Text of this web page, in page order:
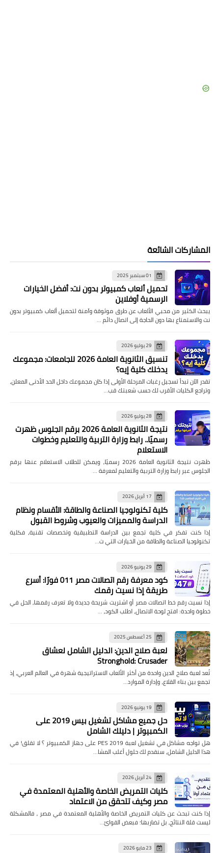
المشاركات الشائعة
01 سبتمبر 2025
تحميل ألعاب كمبيوتر بدون نت: أفضل الخيارات
الرسمية أوفلاين
يبحث الكثير من محبي الألعاب عن طرق موثوقة وآمنة لتحميل ألعاب كمبيوتر بدون
نت والاستمتاع بها دون الحاجة إلى اتصال دائم …
29 يوليو 2026
تنسيق الثانوية العامة 2026 للجامعات: مجموعك
يدخلك كلية إيه؟
تقدر الآن تبدأ تسجيل رغبات المرحلة الأولى إذا كان مجموعك داخل الحد الأدنى المعلن،
وتراجع الكليات الأقرب لك حسب شعبتك قب…
28 يوليو 2026
نتيجة الثانوية العامة 2026 برقم الجلوس ظهرت
رسميًا.. رابط وزارة التربية والتعليم وخطوات
الاستعلام
ظهرت نتيجة الثانوية العامة 2026 رسميًا، ويمكن للطلاب الاستعلام عنها برقم
الجلوس عبر رابط وزارة التربية والتعليم لمعرفة …
17 أبريل 2026
كلية تكنولوجيا الصناعة والطاقة: الأقسام ونظام
الدراسة والمميزات والعيوب وشروط القبول
إذا كنت تفكر في كلية تجمع بين الدراسة التطبيقية وتخصصات تقنية، فكلية
تكنولوجيا الصناعة والطاقة من الخيارات التي ت…
29 يونيو 2026
كود معرفة رقم اتصالات مصر 011 فورًا: أسرع
طريقة إذا نسيت رقمك
إذا نسيت رقم خط اتصالات مصر أو اشتريت شريحة جديدة ولا تعرف رقمها، الحل في
خطوة واحدة: افتح لوحة الاتصال، اطلب الكود، …
25 أغسطس 2025
لعبة صلاح الدين: الدليل الشامل لعشاق
Stronghold: Crusader
تُعد لعبة صلاح الدين واحدة من أكثر الألعاب الاستراتيجية شهرة في العالم العربي، إذ
تجمع بين بناء القلاع، وإدارة الموارد…
19 يونيو 2026
حل جميع مشاكل تشغيل بيس 2019 على
الكمبيوتر | دليلك الشامل
هل تواجه مشاكل في تشغيل لعبة PES 2019 على جهاز الكمبيوتر ؟ لا تقلق! في
هذا الدليل الشامل، سنقدم لك حلول أغلب المشا…
24 أبريل 2026
كليات التمريض الخاصة والأهلية المعتمدة في
مصر وكيف تتحقق من الاعتماد
إذا كنت تبحث عن كليات التمريض الخاصة والأهلية المعتمدة في مصر ، فالمشكلة
ليست قلة النتائج، بل تضاربها؛ فبعض القوائ…
23 مايو 2026